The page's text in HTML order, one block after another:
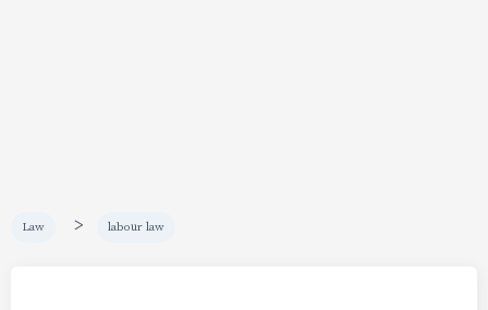
Law > labour law